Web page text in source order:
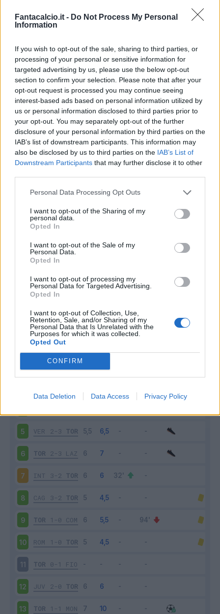
Fantacalcio.it - Do Not Process My Personal
Information
If you wish to opt-out of the sale, sharing to third parties, or
processing of your personal or sensitive information for
targeted advertising by us, please use the below opt-out
section to confirm your selection. Please note that after your
opt-out request is processed you may continue seeing
interest-based ads based on personal information utilized by
us or personal information disclosed to third parties prior to
your opt-out. You may separately opt-out of the further
disclosure of your personal information by third parties on the
IAB’s list of downstream participants. This information may
also be disclosed by us to third parties on the IAB’s List of
Downstream Participants that may further disclose it to other
Personal Data Processing Opt Outs
I want to opt-out of the Sharing of my
personal data.
Opted In
I want to opt-out of the Sale of my
Personal Data.
Opted In
I want to opt-out of processing my
Personal Data for Targeted Advertising.
Opted In
I want to opt-out of Collection, Use,
Retention, Sale, and/or Sharing of my
Personal Data that Is Unrelated with the
Purposes for which it was collected.
Opted Out
CONFIRM
Data Deletion Data Access Privacy Policy
Classic Mantra
Riepilogo stagione
Titolare 20 - 52%
Entrato 8 - 21 %
Squalificato 0 - 0%
Infortunato 0 - 0%
Inutilizzato
Scarica riepilogo
stagionale
Giornata Voto FV EntratoUscito Bonus/Malus
MIL 2-2
2-1 ATA
5 VER 2-3 TOR
6 TOR 2-3 LAZ
7 INT 3-2 TOR
8 CAG 3-2 TOR
9 TOR 1-0 COM
10 ROM 1-0 TOR
11 TOR 0-1 FIO
12 JUV 2-0 TOR
13 TOR 1-1 MON